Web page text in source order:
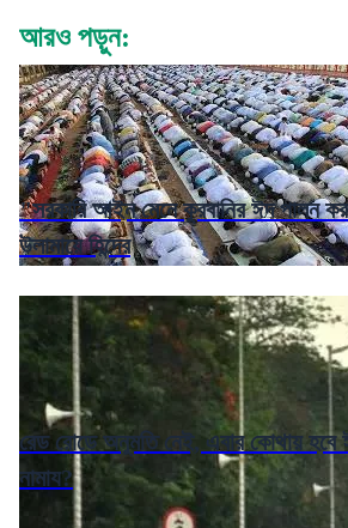
আরও পড়ুন:
"সরকারি আইন মেনে কুরবানির ঈদ পালন করুন",
উলামায়ে হিন্দের
রেড রোডে অনুমতি নেই, এবার কোথায়
নামায?